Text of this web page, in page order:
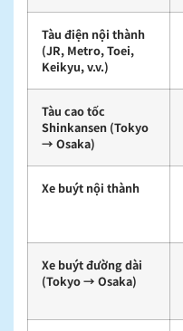
Tàu điện nội thành
(JR, Metro, Toei,
Keikyu, v.v.)
Tàu cao tốc
Shinkansen (Tokyo
→ Osaka)
Xe buýt nội thành
Xe buýt đường dài
(Tokyo → Osaka)